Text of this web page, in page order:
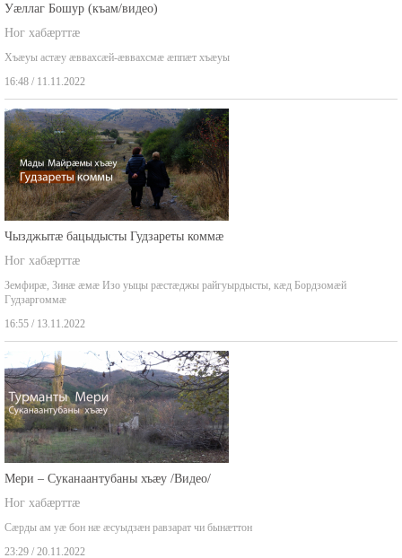
Уæллаг Бошур (къам/видео)
Ног хабæрттæ
Хъæуы астæу æввахсæй-æввахсмæ æппæт хъæуы
16:48 / 11.11.2022
Чызджытæ бацыдысты Гудзареты коммæ
Ног хабæрттæ
Земфирæ, Зинæ æмæ Изо уыцы рæстæджы райгуырдысты, кæд Бордзомæй
Гудзаргоммæ
16:55 / 13.11.2022
Мери – Суканаантубаны хъæу /Видео/
Ног хабæрттæ
Сæрды ам уæ бон нæ æсуыдзæн равзарат чи бынæттон
23:29 / 20.11.2022